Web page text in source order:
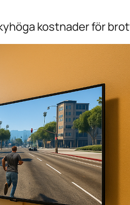
kostnader för